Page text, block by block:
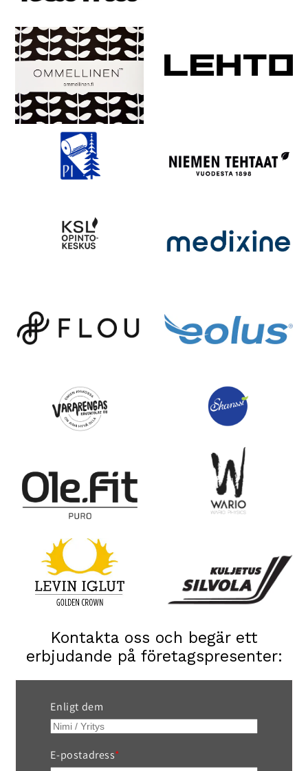
Kontakta oss och begär ett
erbjudande på företagspresenter:
Enligt dem
E-postadress